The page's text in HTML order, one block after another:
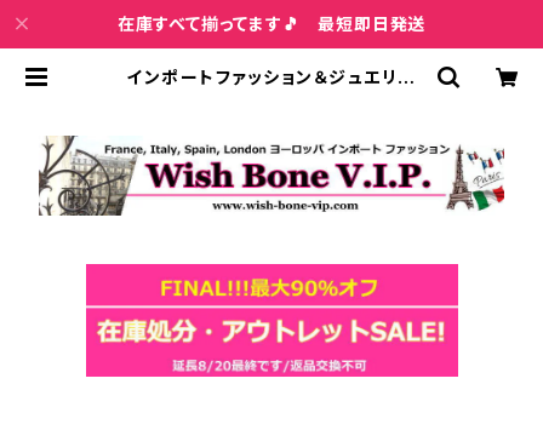
在庫すべて揃ってます🎵 最短即日発送
インポートファッション＆ジュエリー